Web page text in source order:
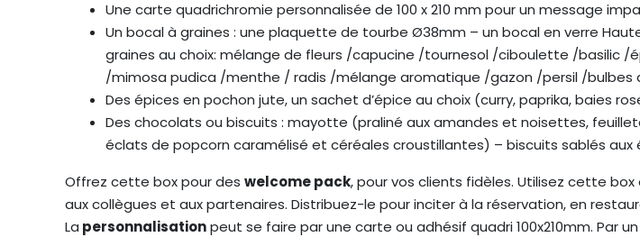
Une carte quadrichromie personnalisée de 100 x 210 mm pour un message
Un bocal à graines : une plaquette de tourbe Ø38mm – un bocal en verre
graines au choix: mélange de fleurs /capucine /tournesol /ciboulette /
/mimosa pudica /menthe / radis /mélange aromatique /gazon /persil /bulbes
Des épices en pochon jute, un sachet d’épice au choix (curry, paprika, baies
Des chocolats ou biscuits : mayotte (praliné aux amandes et noisettes,
éclats de popcorn caramélisé et céréales croustillantes) – biscuits sablés
Offrez cette box pour des welcome pack, pour vos clients fidèles. Utilisez cette
aux collègues et aux partenaires. Distribuez-le pour inciter à la réservation, en
La personnalisationpeut se faire par une carte ou adhésif quadri 100x210mm. Par